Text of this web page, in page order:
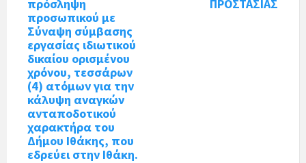
πρόσληψη
προσωπικού με
Σύναψη σύμβασης
εργασίας ιδιωτικού
δικαίου ορισμένου
χρόνου, τεσσάρων
(4) ατόμων για την
κάλυψη αναγκών
ανταποδοτικού
χαρακτήρα του
Δήμου Ιθάκης, που
εδρεύει στην Ιθάκη.
ΠΡΟΣΤΑΣΙΑΣ